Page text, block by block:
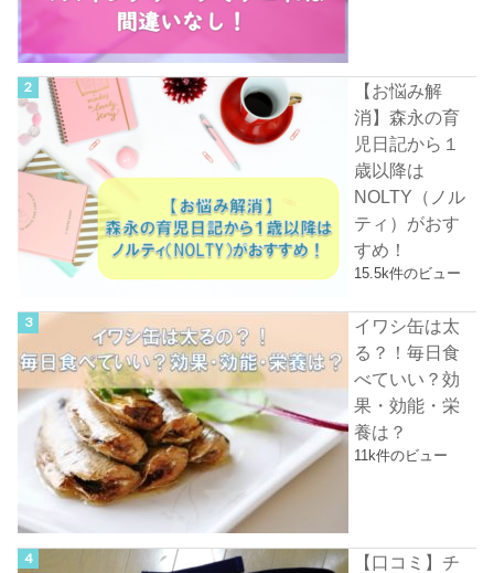
【お悩み解
消】森永の育
児日記から１
歳以降は
NOLTY（ノル
ティ）がおす
すめ！
15.5k件のビュー
イワシ缶は太
る？！毎日食
べていい？効
果・効能・栄
養は？
11k件のビュー
【口コミ】チ